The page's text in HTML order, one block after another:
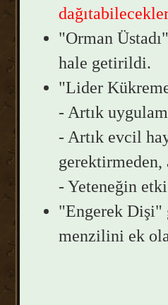
"Orman
hale getirildi.
"Lider
- Artık
- Artık evcil
gerektirmeden,
- Yeteneğin
"Engerek Dişi"
menzilini ek